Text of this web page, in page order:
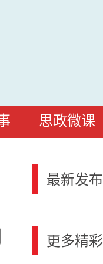
思政微课
最新发布
更多精彩